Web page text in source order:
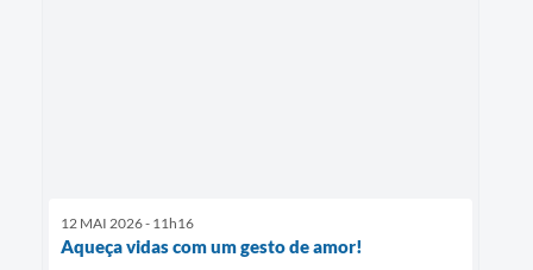
12 MAI 2026 - 11h16
Aqueça vidas com um gesto de amor!